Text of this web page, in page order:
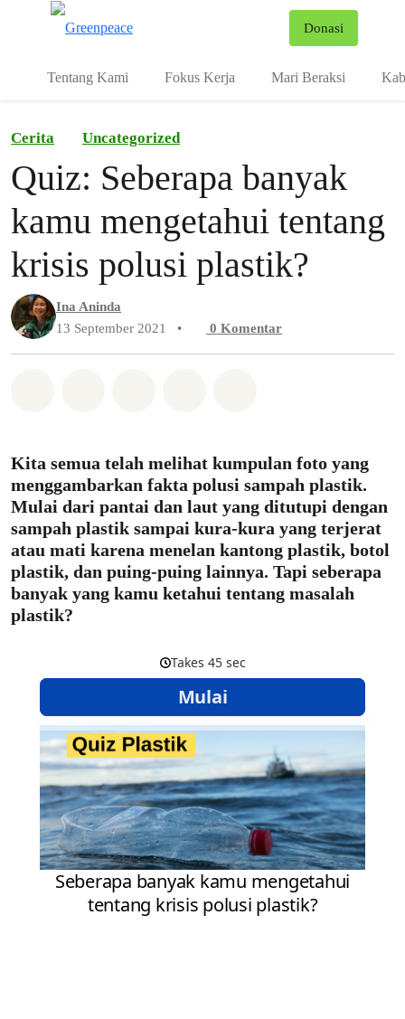
Donasi
Tentang Kami Fokus Kerja Mari Beraksi
Cerita Uncategorized
Quiz: Seberapa banyak
kamu mengetahui tentang
krisis polusi plastik?
Ina Aninda
13 September 2021
• 0 Komentar
Kita semua telah melihat kumpulan foto yang
menggambarkan fakta polusi sampah plastik.
Mulai dari pantai dan laut yang ditutupi dengan
sampah plastik sampai kura-kura yang terjerat
atau mati karena menelan kantong plastik, botol
plastik, dan puing-puing lainnya. Tapi seberapa
banyak yang kamu ketahui tentang masalah
plastik?